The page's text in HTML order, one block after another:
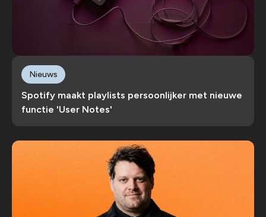
Spotify maakt playlists persoonlijker met nieuwe
functie 'User Notes'
Nieuws